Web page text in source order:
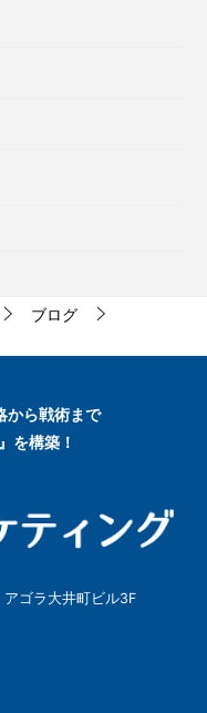
ブログ
から戦術まで
を構築！
ゴラ大井町ビル3F